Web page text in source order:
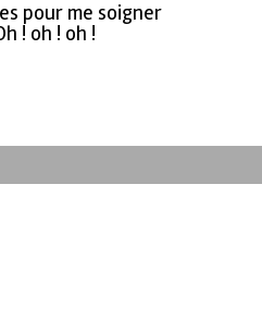
pour me soigner
! oh ! oh !